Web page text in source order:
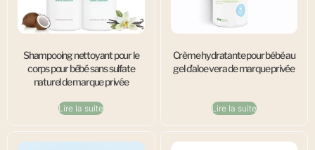
Shampooing nettoyant pour le
corps pour bébé sans sulfate
naturel de marque privée
Lire la suite
Crème hydratante pour bébé au
gel d’aloe vera de marque privée
Lire la suite